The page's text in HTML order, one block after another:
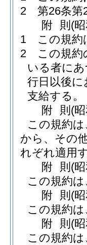
2
第26条第
附 則 (
1
この規約
2
この規約
いる者に
行日以後
支給する。
附 則 (
この規約
から、その
れぞれ適用
附 則 (
この規約
附 則 (
この規約
附 則 (
この規約